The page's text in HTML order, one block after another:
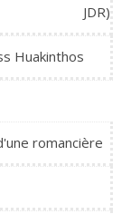
JDR)
Huakinthos
romancière